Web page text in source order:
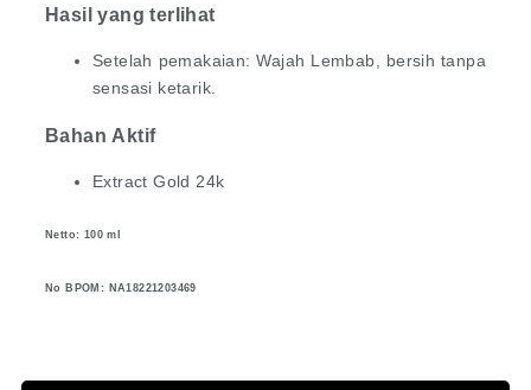
Hasil yang terlihat
Setelah pemakaian: Wajah Lembab, bersih tanpa
sensasi ketarik.
Bahan Aktif
Extract Gold 24k
Netto: 100 ml
No BPOM: NA18221203469